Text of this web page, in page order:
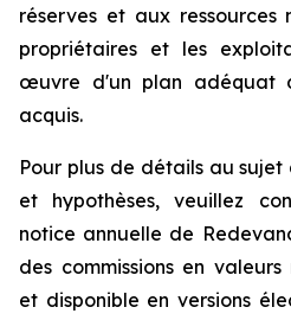
réserves et aux ressources
propriétaires et les
œuvre d'un plan adéquat
acquis.
Pour plus de détails au
et hypothèses, veuillez
notice annuelle de
des commissions en
et disponible en versions